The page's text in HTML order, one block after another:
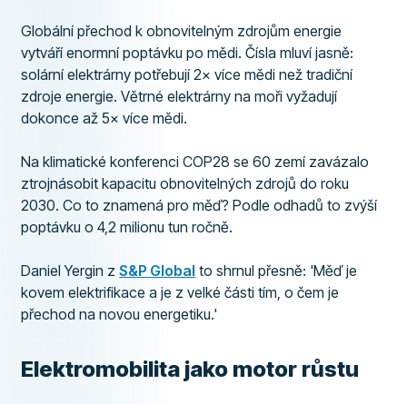
Globální přechod k obnovitelným zdrojům energie
vytváří enormní poptávku po mědi. Čísla mluví jasně:
solární elektrárny potřebují 2× více mědi než tradiční
zdroje energie. Větrné elektrárny na moři vyžadují
dokonce až 5× více mědi.
Na klimatické konferenci COP28 se 60 zemí zavázalo
ztrojnásobit kapacitu obnovitelných zdrojů do roku
2030. Co to znamená pro měď? Podle odhadů to zvýší
poptávku o 4,2 milionu tun ročně.
Daniel Yergin zS&P Global to shrnul přesně: 'Měď je
kovem elektrifikace a je z velké části tím, o čem je
přechod na novou energetiku.'
Elektromobilita jako motor růstu